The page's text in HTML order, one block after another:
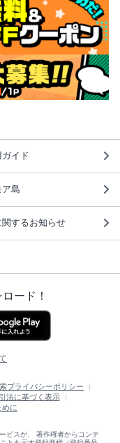
ガイド
ア島
関するお知らせ
ード！
プライバシーポリシー
法に基づく表示
めに
ビスが、 著作権者からコンテ